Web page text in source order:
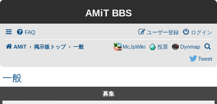
AMiT BBS
FAQ ログイン
ユーザー登録
AMiT 掲示板トップ 一般
索
Dynmap
投票
McJpWiki
Tweet
一般
募集